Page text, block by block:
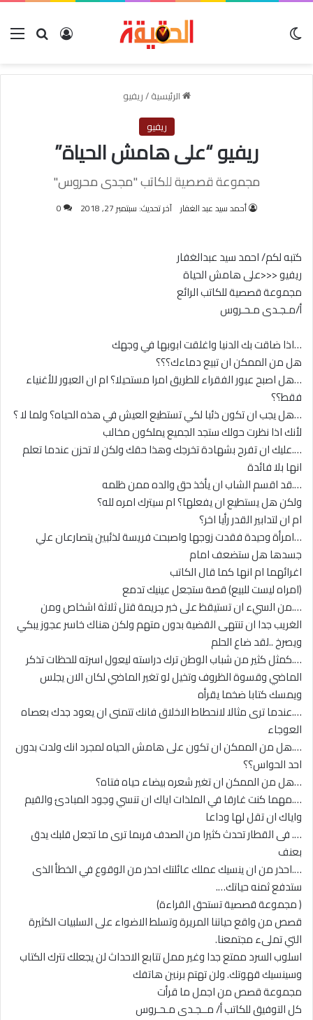
بحث عنتسجيل
الرئيسية/ريفيو
ريفيو
ريفيو “على هامش الحياة”
مجموعة قصصية للكاتب "مجدى محروس"
أحمد سيد عبد الغفار آخر تحديث: سبتمبر 27, 2018 0
كتبه لكم/ احمد سيد عبدالغفار
ريفيو <<<على هامش الحياة
مجموعة قصصية للكاتب الرائع
أ/مـجـدى مـحـروس
…اذا ضاقت بك الدنيا واغلقت ابوبها في وجهك
هل من الممكن ان تبيع دماءك؟؟؟
…هل اصبح عبور الفقراء للطريق امرا مستحيلا؟ ام ان العبور للأغنياء
فقط؟؟
…هل يجب ان تكون ذئبا لكي تستطيع العيش في هذه الحياه؟ ولما لا ؟
لأنك اذا نظرت حولك ستجد الجميع يملكون مخالب
….عليك ان تفرح بشهادة تخرجك وهذا حقك ولكن لا تحزن عندما تعلم
انها بلا فائدة
….قد اقسم الشاب ان يأخذ حق والده ممن ظلمه
ولكن هل يستطيع ان يفعلها؟ ام سيترك امره لله؟
ام ان لتدابير القدر رأيا اخر؟
…امرأة وحيدة فقدت زوجها واصبحت فريسة لذئبين يتصارعان علي
جسدها هل ستضعف امام
اغرائهما ام انها كما قال الكاتب
(امراه ليست للبيع) قصة ستجعل عينيك تدمع
….من السيء ان تستيقظ على خبر جريمة قتل ثلاثة اشخاص ومن
الغريب جدا ان تنتهى القضية بدون متهم ولكن هناك خاسر عجوز يبكي
ويصرخ ..لقد ضاع الحلم
….كمثل كثير من شباب الوطن ترك دراسته ليعول اسرته للحظات تذكر
الماضي وقسوة الظروف وتخيل لو تغير الماضي لكان الان يجلس
ويمسك كتابا ضخما يقرأه
….عندما ترى مثالا لانحطاط الاخلاق فانك تتمنى ان يعود جدك بعصاه
العوجاء
….هل من الممكن ان تكون على هامش الحياه لمجرد انك ولدت بدون
احد الحواس؟؟
…هل من الممكن ان تغير شعره بيضاء حياه فتاه؟
….مهما كنت غارقا في الملذات اياك ان تنسي وجود المبادئ والقيم
واياك ان تقل لها وداعا
…. فى القطار تحدث كثيرا من الصدف فربما ترى ما تجعل قلبك يدق
بعنف
….احذر من ان ينسيك عملك عائلتك احذر من الوقوع في الخطأ الذى
ستدفع ثمنه حياتك….
( مجموعة قصصية تستحق القراءة)
قصص من واقع حياتنا المريرة وتسلط الاضواء على السلبيات الكثيرة
التي تملىء مجتمعنا.
اسلوب السرد ممتع جدا وغير ممل تتابع الاحداث لن يجعلك تترك الكتاب
وسينسيك قهوتك. ولن تهتم برنين هاتفك
مجموعة قصص من اجمل ما قرأت
كل التوفيق للكاتب أ/ مــجـدى مـحـروس